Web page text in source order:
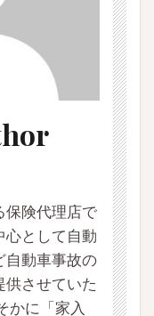
保険代理店で
心として自動
自動車事故の
供させていた
かに「家入